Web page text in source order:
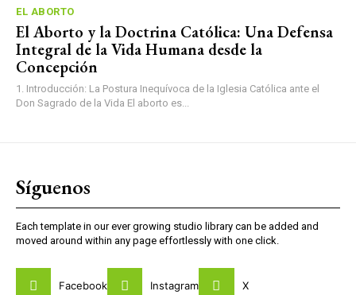
EL ABORTO
El Aborto y la Doctrina Católica: Una Defensa
Integral de la Vida Humana desde la
Concepción
1. Introducción: La Postura Inequívoca de la Iglesia Católica ante el
Don Sagrado de la Vida El aborto es...
Síguenos
Each template in our ever growing studio library can be added and
moved around within any page effortlessly with one click.
Facebook Instagram X